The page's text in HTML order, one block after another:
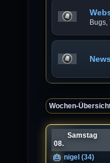
Bugs,
News
Wochen-
Samstag
08.
nigel (34)